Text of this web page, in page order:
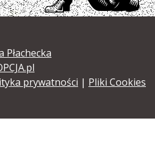
Płachecka
prywatności | Pliki Cookies